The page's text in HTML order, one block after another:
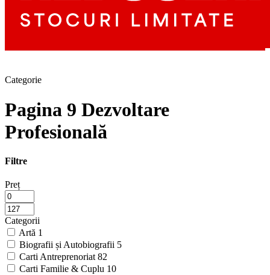
Categorie
Pagina 9 Dezvoltare
Profesională
Filtre
Preț
Categorii
Artă 1
Biografii și Autobiografii 5
Carti Antreprenoriat 82
Carti Familie & Cuplu 10